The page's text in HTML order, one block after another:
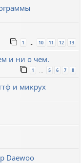
1 10 11 12 13
и ни о чем.
1 5 6 7 8
и микрух
Daewoo